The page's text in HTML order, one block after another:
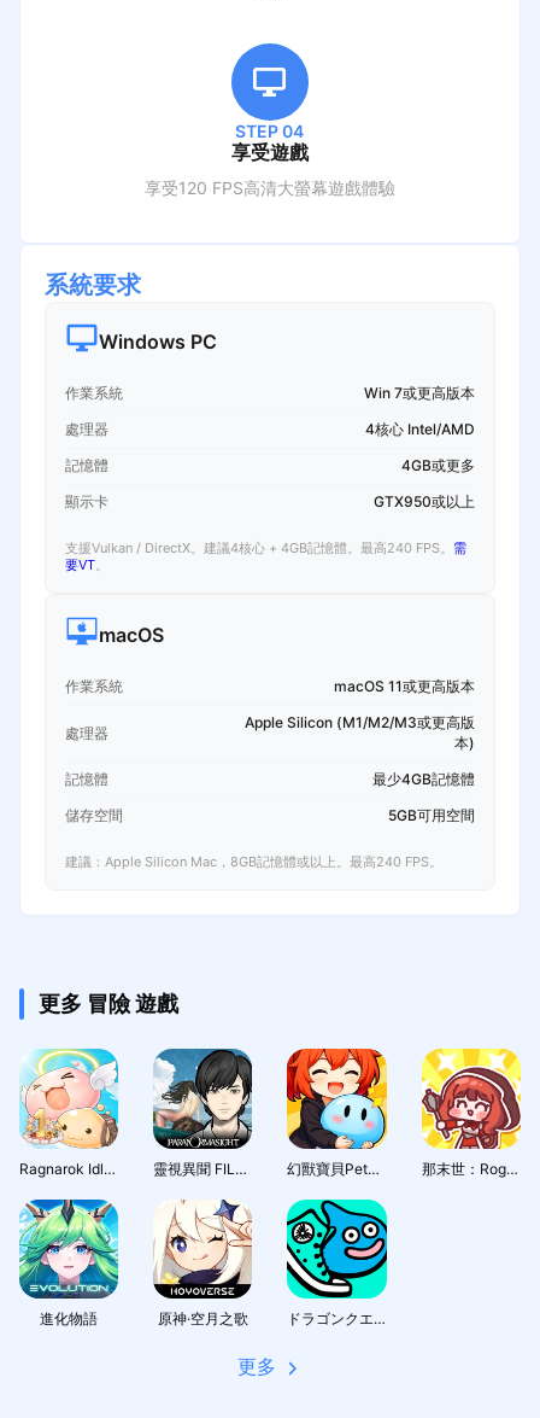
STEP 04
享受遊戲
享受120 FPS高清大螢幕遊戲體驗
系統要求
Windows PC
作業系統
Win 7或更高版本
處理器
4核心 Intel/AMD
記憶體
4GB或更多
顯示卡
GTX950或以上
支援Vulkan / DirectX。建議4核心 + 4GB記憶體。最高240 FPS。 需
要VT。
macOS
作業系統 macOS 11或更高版本
處理器
Apple Silicon (M1/M2/M3或更高版
本)
記憶體
最少4GB記憶體
儲存空間
5GB可用空間
建議：Apple Silicon Mac，8GB記憶體或以上。最高240 FPS。
更多 冒險 遊戲
Ragnarok Idle Adventure Plus 靈視異聞 FILE38 伊勢人魚物語 幻獸寶貝PetGirl 那末世：Roguelike角色扮演
進化物語 原神·空月之歌 ドラゴンクエストウォーク
更多